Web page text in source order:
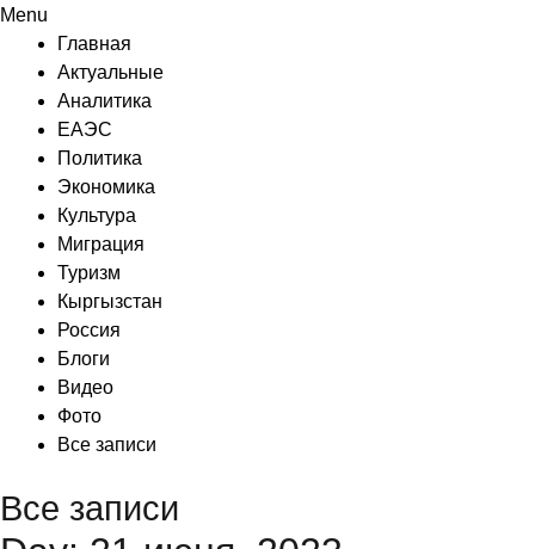
Menu
Главная
Актуальные
Аналитика
ЕАЭС
Политика
Экономика
Культура
Миграция
Туризм
Кыргызстан
Россия
Блоги
Видео
Фото
Все записи
Все записи